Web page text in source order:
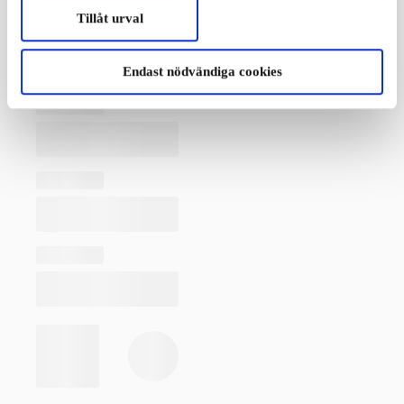
Tillåt urval
Endast nödvändiga cookies